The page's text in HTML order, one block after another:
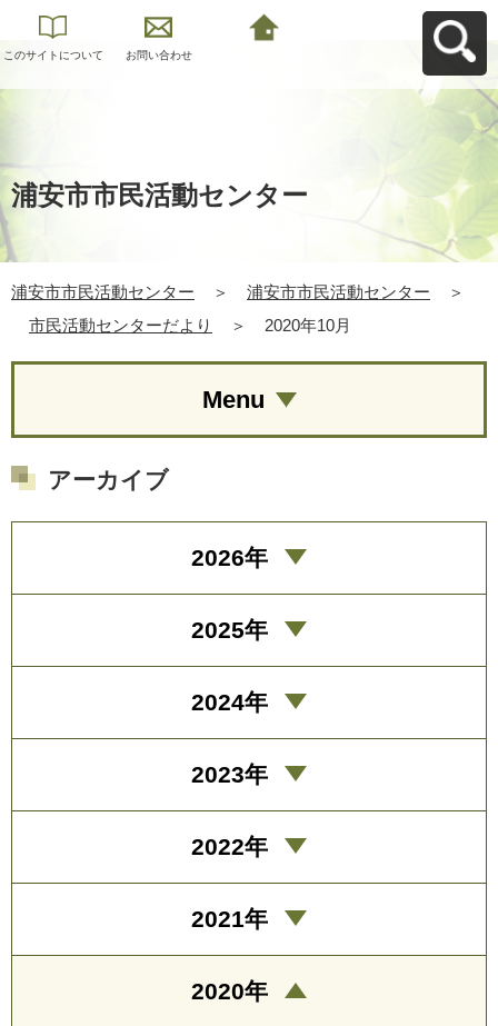
このサイトについて お問い合わせ
浦安市市民活動センター
浦安市市民活動センター ＞ 浦安市市民活動センター
＞
市民活動センターだより
＞ 2020年10月
Menu
アーカイブ
2026年
2025年
2024年
2023年
2022年
2021年
2020年